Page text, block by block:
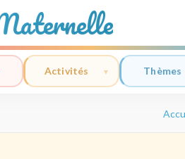
Activités Thèmes